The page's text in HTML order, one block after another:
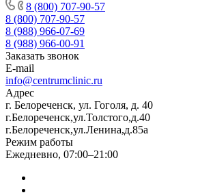
8 (800) 707-90-57
8 (800) 707-90-57
8 (988) 966-07-69
8 (988) 966-00-91
Заказать звонок
E-mail
info@centrumclinic.ru
Адрес
г. Белореченск, ул. Гоголя, д. 40
г.Белореченск,ул.Толстого,д.40
г.Белореченск,ул.Ленина,д.85а
Режим работы
Ежедневно, 07:00–21:00